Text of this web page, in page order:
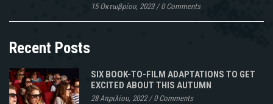
15 Οκτωβρίου, 2023/0 Comments
Recent Posts
SIX BOOK-TO-FILM ADAPTATIONS TO GET
EXCITED ABOUT THIS AUTUMN
28 Απριλίου, 2022/0 Comments